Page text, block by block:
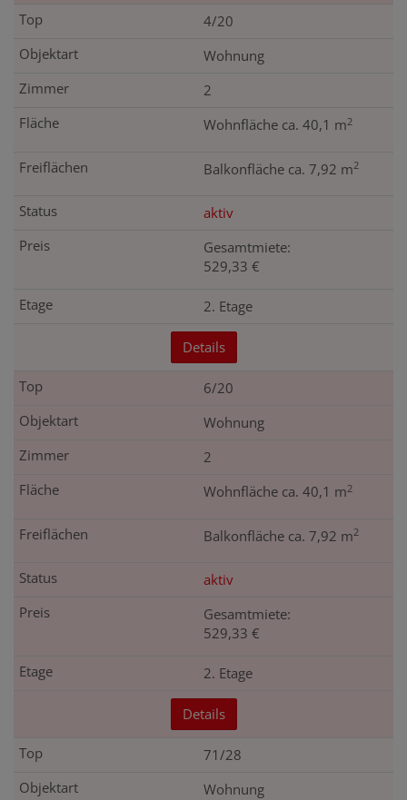
4/20
Wohnung
2
Wohnfläche ca. 40,1 m2
Balkonfläche ca. 7,92 m2
aktiv
Gesamtmiete:
529,33 €
2. Etage
Details
6/20
Wohnung
2
Wohnfläche ca. 40,1 m2
Balkonfläche ca. 7,92 m2
aktiv
Gesamtmiete:
529,33 €
2. Etage
Details
71/28
Wohnung